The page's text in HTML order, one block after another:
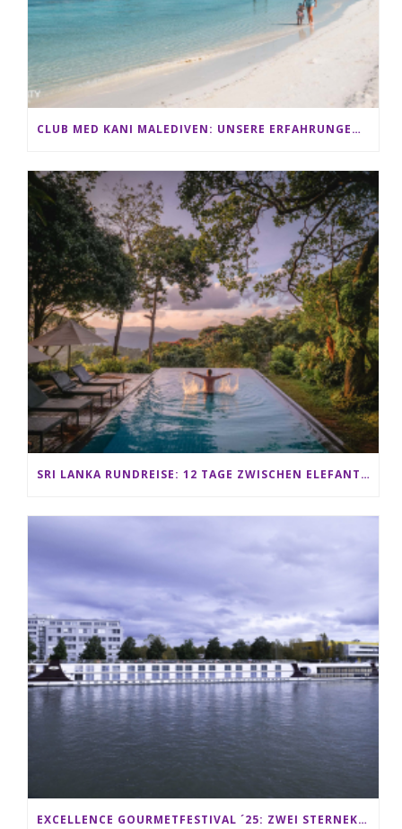
CLUB MED KANI MALEDIVEN: UNSERE ERFAHRUNGEN IM ALL-INCLUSIVE PARADIES
SRI LANKA RUNDREISE: 12 TAGE ZWISCHEN ELEFANTEN, TEEPLANTAGEN & STRAND ALS FAMILIE
EXCELLENCE GOURMETFESTIVAL ´25: ZWEI STERNEKÖCHE ANTONIO GUIDA & DARIO MORESCO VERWÖHNEN IHRE GÄSTE AUF EINER LUXERIÖSEN SCHIFFSREISE